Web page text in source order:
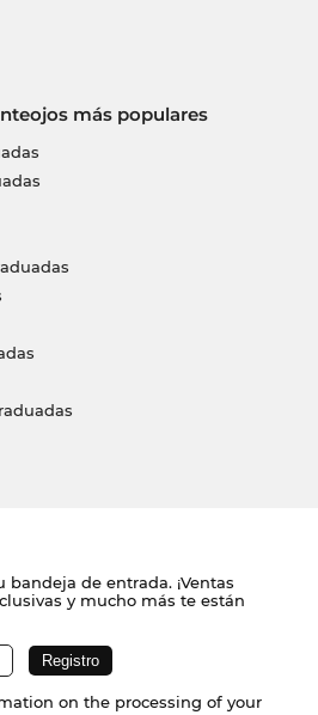
más populares
de entrada. ¡Ventas
y mucho más te están
on the processing of your